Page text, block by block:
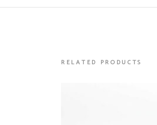
RELATED PRODUCTS